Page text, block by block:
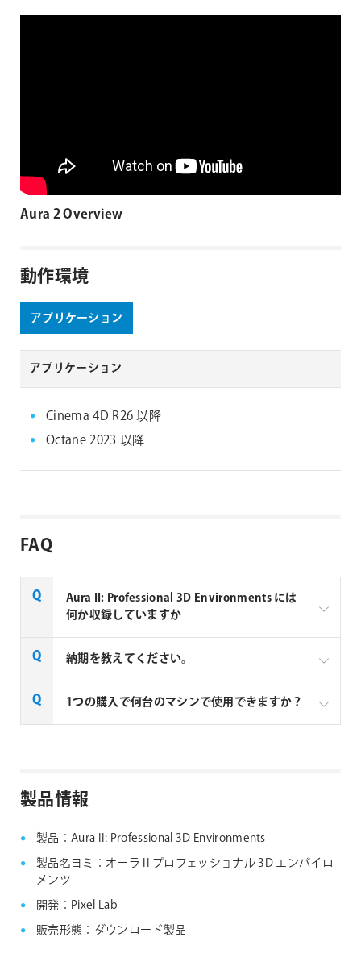
Aura 2 Overview
動作環境
アプリケーション
アプリケーション
Cinema 4D R26 以降
Octane 2023 以降
FAQ
Aura II: Professional 3D Environments には
何か収録していますか
収録データは .c4d ファイルです。
納期を教えてください。
Pixel Lab社製品は即納製品です。銀行振込の場合は入
1つの購入で何台のマシンで使用できますか？
製品情報
製品：Aura II: Professional 3D Environments
製品名ヨミ：オーラ II プロフェッショナル 3D エンバイロ
メンツ
開発：Pixel Lab
販売形態：ダウンロード製品